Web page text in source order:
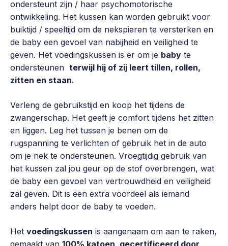
ondersteunt zijn / haar psychomotorische
ontwikkeling. Het kussen kan worden gebruikt voor
buiktijd / speeltijd om de nekspieren te versterken en
de baby een gevoel van nabijheid en veiligheid te
geven. Het voedingskussen is er om je baby te
ondersteunen terwijl hij of zij leert tillen, rollen,
zitten en staan.
Verleng de gebruikstijd en koop het tijdens de
zwangerschap. Het geeft je comfort tijdens het zitten
en liggen. Leg het tussen je benen om de
rugspanning te verlichten of gebruik het in de auto
om je nek te ondersteunen. Vroegtijdig gebruik van
het kussen zal jou geur op de stof overbrengen, wat
de baby een gevoel van vertrouwdheid en veiligheid
zal geven. Dit is een extra voordeel als iemand
anders helpt door de baby te voeden.
Het voedingskussen is aangenaam om aan te raken,
gemaakt van 100% katoen, gecertificeerd door